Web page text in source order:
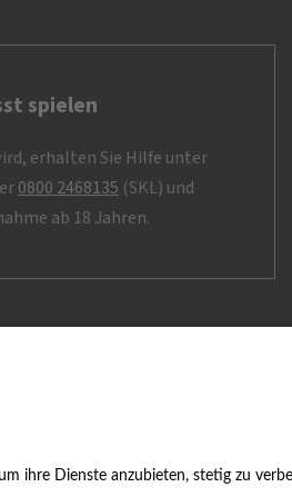
spielen
erhalten Sie Hilfe unter
0800 2468135 (SKL) und
ab 18 Jahren.